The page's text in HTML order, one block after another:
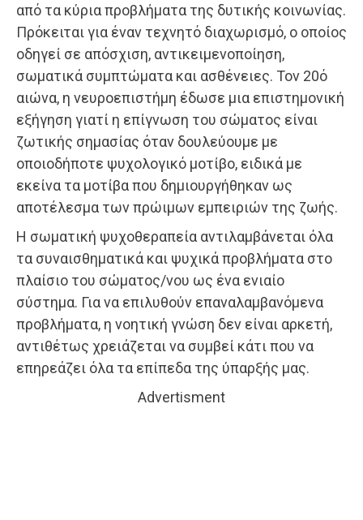
από τα κύρια προβλήματα της δυτικής κοινωνίας.
Πρόκειται για έναν τεχνητό διαχωρισμό, ο οποίος
οδηγεί σε απόσχιση, αντικειμενοποίηση,
σωματικά συμπτώματα και ασθένειες. Τον 20ό
αιώνα, η νευροεπιστήμη έδωσε μια επιστημονική
εξήγηση γιατί η επίγνωση του σώματος είναι
ζωτικής σημασίας όταν δουλεύουμε με
οποιοδήποτε ψυχολογικό μοτίβο, ειδικά με
εκείνα τα μοτίβα που δημιουργήθηκαν ως
αποτέλεσμα των πρώιμων εμπειριών της ζωής.
Η σωματική ψυχοθεραπεία αντιλαμβάνεται όλα
τα συναισθηματικά και ψυχικά προβλήματα στο
πλαίσιο του σώματος/νου ως ένα ενιαίο
σύστημα. Για να επιλυθούν επαναλαμβανόμενα
προβλήματα, η νοητική γνώση δεν είναι αρκετή,
αντιθέτως χρειάζεται να συμβεί κάτι που να
επηρεάζει όλα τα επίπεδα της ύπαρξής μας.
Advertisment